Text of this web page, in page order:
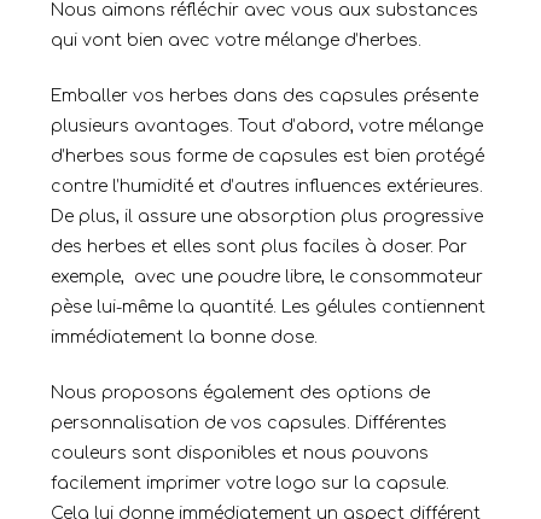
Nous aimons réfléchir avec vous aux substances
qui vont bien avec votre mélange d’herbes.
Emballer vos herbes dans des capsules présente
plusieurs avantages. Tout d’abord, votre mélange
d’herbes sous forme de capsules est bien protégé
contre l’humidité et d’autres influences extérieures.
De plus, il assure une absorption plus progressive
des herbes et elles sont plus faciles à doser. Par
exemple, avec une poudre libre, le consommateur
pèse lui-même la quantité. Les gélules contiennent
immédiatement la bonne dose.
Nous proposons également des options de
personnalisation de vos capsules. Différentes
couleurs sont disponibles et nous pouvons
facilement imprimer votre logo sur la capsule.
Cela lui donne immédiatement un aspect différent